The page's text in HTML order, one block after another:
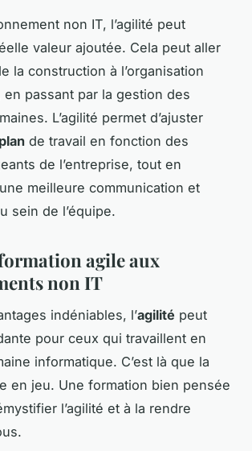
non IT, l’agilité peut
valeur ajoutée. Cela peut aller
la construction à l’organisation
en passant par la gestion des
L’agilité permet d’ajuster
plan de travail en fonction des
de l’entreprise, tout en
meilleure communication et
sein de l’équipe.
agile aux
non IT
indéniables, l’agilité peut
pour ceux qui travaillent en
informatique. C’est là que la
en jeu. Une formation bien pensée
l’agilité et à la rendre